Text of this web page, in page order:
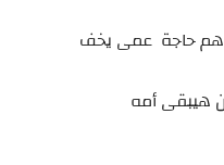
اهم حاجة عمى يخف
هيبقى أمه